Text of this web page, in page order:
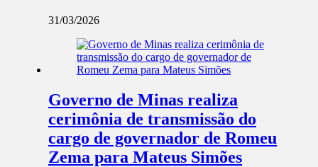
31/03/2026
Governo de Minas realiza
cerimônia de transmissão do
cargo de governador de Romeu
Zema para Mateus Simões